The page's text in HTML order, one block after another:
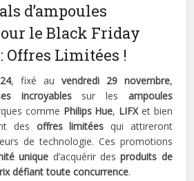
d’ampoules
le Black Friday
Offres Limitées !
, fixé au vendredi 29 novembre,
incroyablessur les ampoules
comme Philips Hue, LIFXet bien
des offres limitées qui attireront
de technologie. Ces promotions
unique d’acquérir desproduits de
défiant toute concurrence.